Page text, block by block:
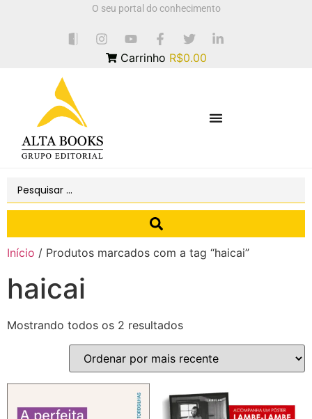
O seu portal do conhecimento
Carrinho R$0.00
Início / Produtos marcados com a tag “haicai”
haicai
Mostrando todos os 2 resultados